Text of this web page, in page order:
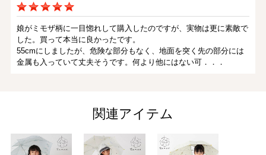
娘がミモザ柄に一目惚れして購入したのですが、実物は更に素敵で
した。買って本当に良かったです。
55cmにしましたが、危険な部分もなく、地面を突く先の部分には
金属も入っていて丈夫そうです。何より他にはない可．．．
子ども用の傘としては、ありふれたデザインではなく、品のよい色
味とナチュラルで優しいデザインのため、娘が大変気に入りまし
関連アイテム